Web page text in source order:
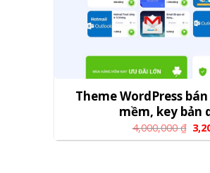
Theme WordPress
mềm, key bản
4,000,000₫